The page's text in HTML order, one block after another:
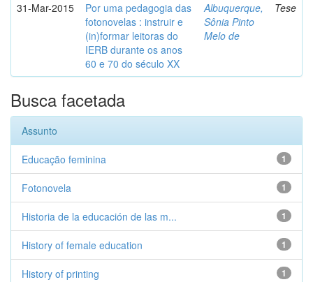
31-Mar-2015
Por uma pedagogia das
fotonovelas : instruir e
(in)formar leitoras do
IERB durante os anos
60 e 70 do século XX
Albuquerque,
Sônia Pinto
Melo de
Tese
Busca facetada
Assunto
1
Educação feminina
1
Fotonovela
1
Historia de la educación de las m...
1
History of female education
1
History of printing